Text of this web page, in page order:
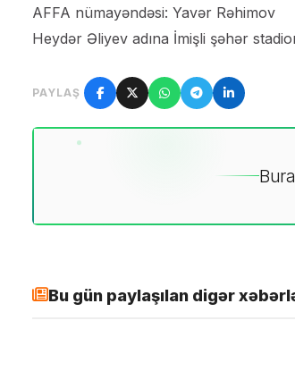
AFFA nümayəndəsi: Yavər Rəhimov
Heydər Əliyev adına İmişli şəhər
PAYLAŞ
Bu gün paylaşılan digər